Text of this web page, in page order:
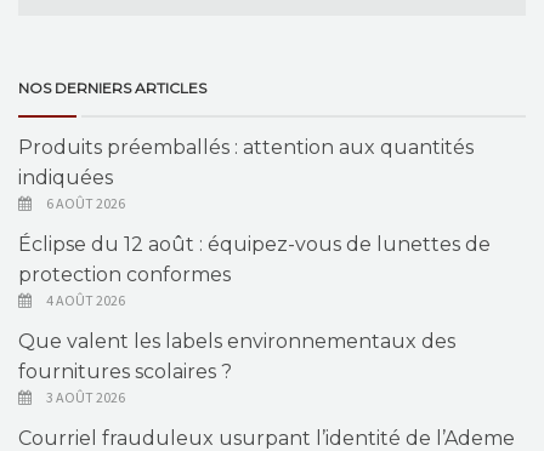
NOS DERNIERS ARTICLES
Produits préemballés : attention aux quantités
indiquées
6 AOÛT 2026
Éclipse du 12 août : équipez-vous de lunettes de
protection conformes
4 AOÛT 2026
Que valent les labels environnementaux des
fournitures scolaires ?
3 AOÛT 2026
Courriel frauduleux usurpant l’identité de l’Ademe